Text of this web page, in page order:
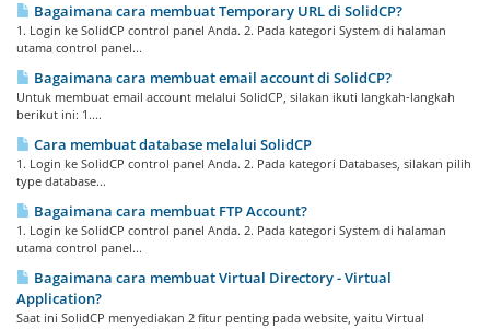
Bagaimana cara membuat Temporary URL di SolidCP?
1. Login ke SolidCP control panel Anda. 2. Pada kategori System di halaman
utama control panel...
Bagaimana cara membuat email account di SolidCP?
Untuk membuat email account melalui SolidCP, silakan ikuti langkah-langkah
berikut ini: 1....
Cara membuat database melalui SolidCP
1. Login ke SolidCP control panel Anda. 2. Pada kategori Databases, silakan pilih
type database...
Bagaimana cara membuat FTP Account?
1. Login ke SolidCP control panel Anda. 2. Pada kategori System di halaman
utama control panel...
Bagaimana cara membuat Virtual Directory - Virtual
Application?
Saat ini SolidCP menyediakan 2 fitur penting pada website, yaitu Virtual